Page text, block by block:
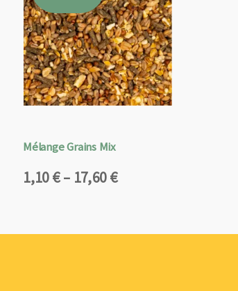
Mélange Grains Mix
1,10€– 17,60€
Plage
1,10 €